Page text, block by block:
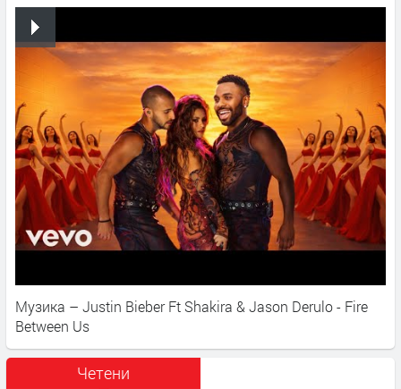
Музика – Justin Bieber Ft Shakira & Jason Derulo - Fire
Between Us
Четени